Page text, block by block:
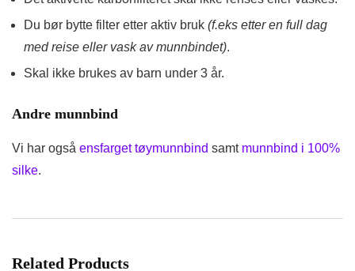
Du bør bytte filter etter aktiv bruk (f.eks etter en full dag
med reise eller vask av munnbindet).
Skal ikke brukes av barn under 3 år.
Andre munnbind
Vi har også ensfarget tøymunnbind samt munnbind i 100%
silke.
Related Products